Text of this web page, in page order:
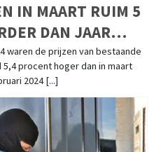
IN MAART RUIM 5
DAN JAAR
waren de prijzen van bestaande
procent hoger dan in maart
2024 [...]